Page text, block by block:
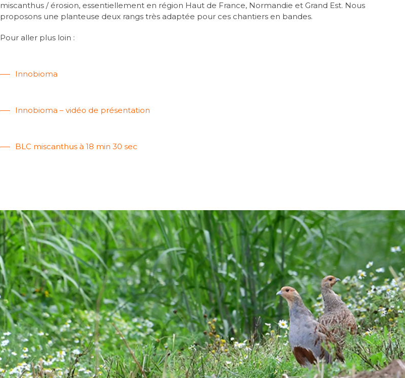
miscanthus / érosion, essentiellement en région Haut de France, Normandie et Grand Est. Nous
proposons une planteuse deux rangs très adaptée pour ces chantiers en bandes.
Pour aller plus loin :
Innobioma
Innobioma – vidéo de présentation
BLC miscanthus à 18 min 30 sec